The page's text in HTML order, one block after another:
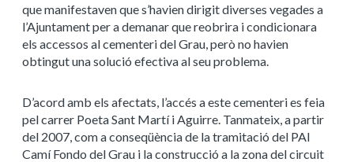
que manifestaven que s’havien dirigit diverses vegades a
l’Ajuntament per a demanar que reobrira i condicionara
els accessos al cementeri del Grau, però no havien
obtingut una solució efectiva al seu problema.
D’acord amb els afectats, l’accés a este cementeri es feia
pel carrer Poeta Sant Martí i Aguirre. Tanmateix, a partir
del 2007, com a conseqüència de la tramitació del PAI
Camí Fondo del Grau i la construcció a la zona del circuit